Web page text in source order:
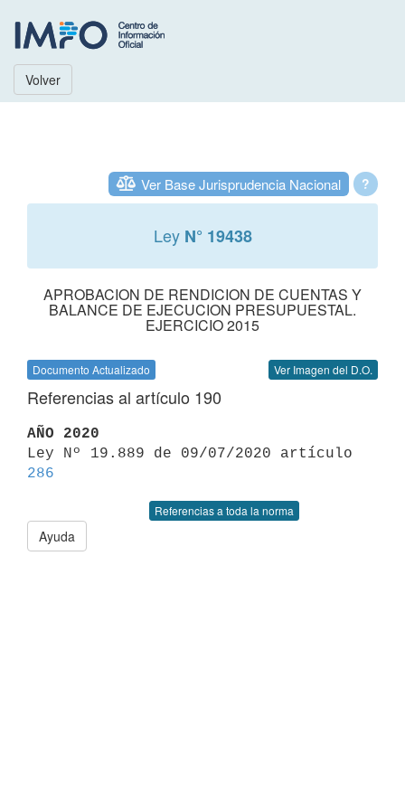
Volver
?
Ver Base Jurisprudencia Nacional
Ley N° 19438
APROBACION DE RENDICION DE CUENTAS Y
BALANCE DE EJECUCION PRESUPUESTAL.
EJERCICIO 2015
Documento Actualizado Ver Imagen del D.O.
Referencias al artículo 190
AÑO 2020
286
Referencias a toda la norma
Ayuda